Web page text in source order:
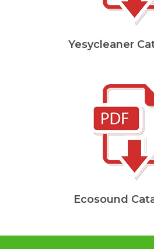
Yesycleaner
Ecosound